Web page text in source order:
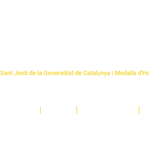
Jordi de la Generalitat de Catalunya i Medalla